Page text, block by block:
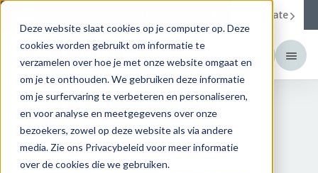
Deze website slaat cookies op je computer op. Deze
cookies worden gebruikt om informatie te
verzamelen over hoe je met onze website omgaat en
om je te onthouden. We gebruiken deze informatie
om je surfervaring te verbeteren en personaliseren,
en voor analyse en meetgegevens over onze
bezoekers, zowel op deze website als via andere
media. Zie ons Privacybeleid voor meer informatie
over de cookies die we gebruiken.
Corporate
Terug
Menicon Bloom
2026.06.23